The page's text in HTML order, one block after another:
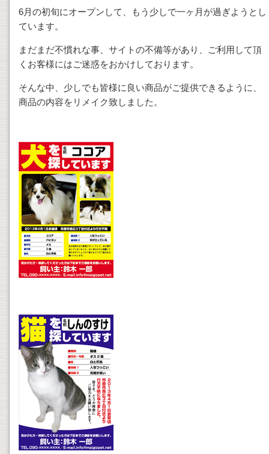
6月の初旬にオープンして、もう少しで一ヶ月が過ぎようとし
ています。
まだまだ不慣れな事、サイトの不備等があり、ご利用して頂
くお客様にはご迷惑をおかけしております。
そんな中、少しでも皆様に良い商品がご提供できるように、
商品の内容をリメイク致しました。